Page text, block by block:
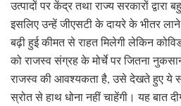
उत्पादों पर केंद्र तथा राज्य सरकारों
इसलिए उन्हें जीएसटी के दायरे के भीतर
बढ़ी हुई कीमत से राहत मिलेगी लेकिन
को राजस्व संग्रह के मोर्चे पर जितना
राजस्व की आवश्यकता है, उसे देखते हुए ये
स्रोत से हाथ धोना नहीं चाहेंगी। यह बात